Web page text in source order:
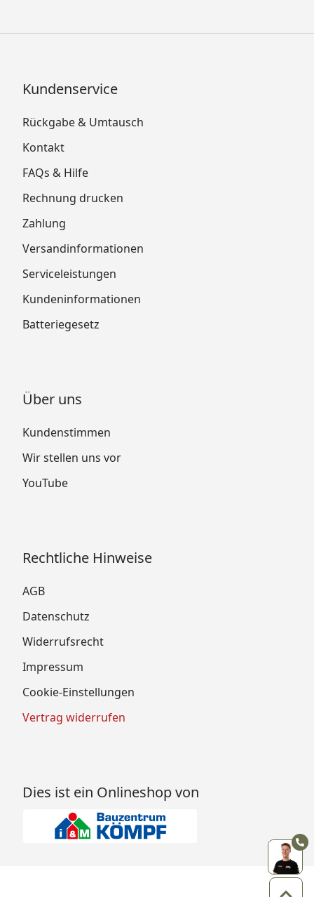
Kundenservice
Rückgabe & Umtausch
Kontakt
FAQs & Hilfe
Rechnung drucken
Zahlung
Versandinformationen
Serviceleistungen
Kundeninformationen
Batteriegesetz
Über uns
Kundenstimmen
Wir stellen uns vor
YouTube
Rechtliche Hinweise
AGB
Datenschutz
Widerrufsrecht
Impressum
Cookie-Einstellungen
Vertrag widerrufen
Dies ist ein Onlineshop von